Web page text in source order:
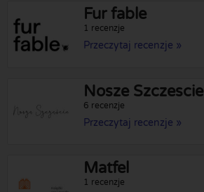
Fur fable
1 recenzje
Przeczytaj recenzje »
Nosze Szczescie
6 recenzje
Przeczytaj recenzje »
Matfel
1 recenzje